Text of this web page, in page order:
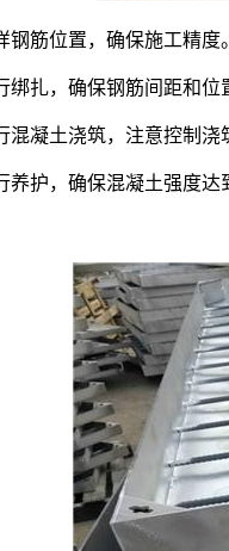
筋位置，确保施工精度。
扎，确保钢筋间距和位
混凝土浇筑，注意控制浇
护，确保混凝土强度达